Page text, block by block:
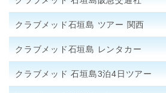
クラブメッド石垣島 ツアー 関西
クラブメッド石垣島 レンタカー
クラブメッド 石垣島3泊4日ツアー